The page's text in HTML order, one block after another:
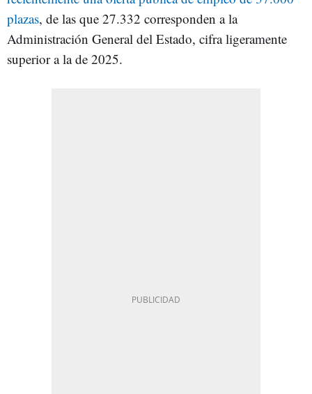
plazas, de las que 27.332 corresponden a la
Administración General del Estado, cifra ligeramente
superior a la de 2025.